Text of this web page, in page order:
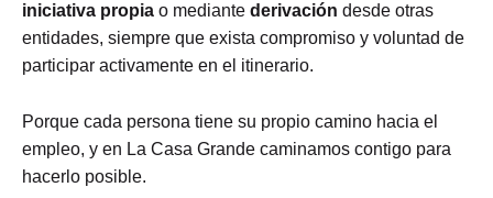
iniciativa propia o mediante derivación desde otras
entidades, siempre que exista compromiso y voluntad de
participar activamente en el itinerario.
Porque cada persona tiene su propio camino hacia el
empleo, y en La Casa Grande caminamos contigo para
hacerlo posible.